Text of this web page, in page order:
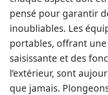
pensé pour garantir
inoubliables. Les
portables, offrant une
saisissante et des
l’extérieur, sont
que jamais.